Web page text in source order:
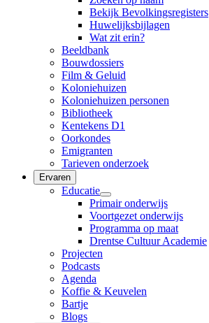
Bekijk Bevolkingsregisters
Huwelijksbijlagen
Wat zit erin?
Beeldbank
Bouwdossiers
Film & Geluid
Koloniehuizen
Koloniehuizen personen
Bibliotheek
Kentekens D1
Oorkondes
Emigranten
Tarieven onderzoek
Ervaren
Educatie
Primair onderwijs
Voortgezet onderwijs
Programma op maat
Drentse Cultuur Academie
Projecten
Podcasts
Agenda
Koffie & Keuvelen
Bartje
Blogs